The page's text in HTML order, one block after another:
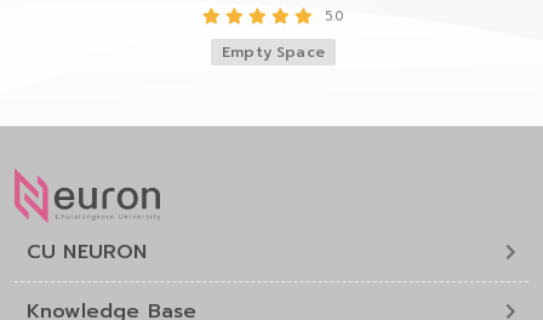
5.0
Empty Space
CU NEURON
Knowledge Base